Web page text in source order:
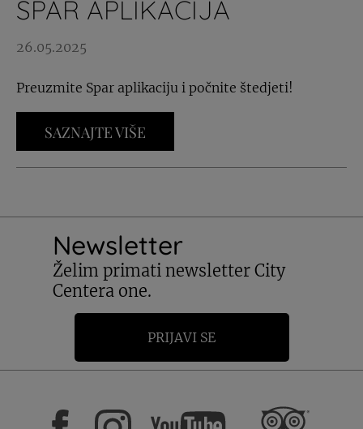
SPAR APLIKACIJA
26.05.2025
Preuzmite Spar aplikaciju i počnite štedjeti!
SAZNAJTE VIŠE
Newsletter
Želim primati newsletter City
Centera one.
PRIJAVI SE